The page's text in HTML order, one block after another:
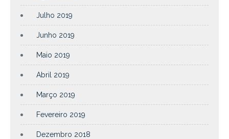
Julho 2019
Junho 2019
Maio 2019
Abril 2019
Março 2019
Fevereiro 2019
Dezembro 2018